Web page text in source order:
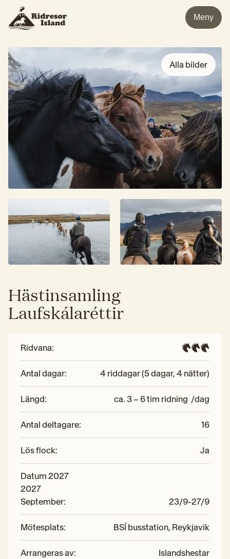
Meny
Alla bilder
Hästinsamling
Laufskálaréttir
Ridvana:
Antal dagar: 4 riddagar (5 dagar, 4 nätter)
Längd: ca. 3 – 6 tim ridning  /dag
Antal deltagare: 16
Lös flock: Ja
Datum 2027
2027
September: 23/9-27/9
Mötesplats: BSÍ busstation, Reykjavik
Arrangeras av: Islandshestar